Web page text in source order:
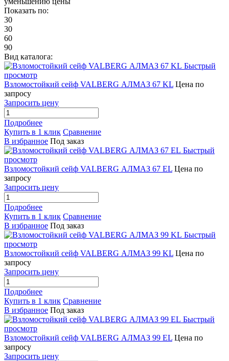
Показать по:
30
30
60
90
Вид каталога:
Быстрый
просмотр
Взломостойкий сейф VALBERG АЛМАЗ 67 KL Цена по
запросу
Запросить цену
Подробнее
Купить в 1 клик Сравнение
В избранное Под заказ
Быстрый
просмотр
Взломостойкий сейф VALBERG АЛМАЗ 67 EL Цена по
запросу
Запросить цену
Подробнее
Купить в 1 клик Сравнение
В избранное Под заказ
Быстрый
просмотр
Взломостойкий сейф VALBERG АЛМАЗ 99 KL Цена по
запросу
Запросить цену
Подробнее
Купить в 1 клик Сравнение
В избранное Под заказ
Быстрый
просмотр
Взломостойкий сейф VALBERG АЛМАЗ 99 EL Цена по
запросу
Запросить цену